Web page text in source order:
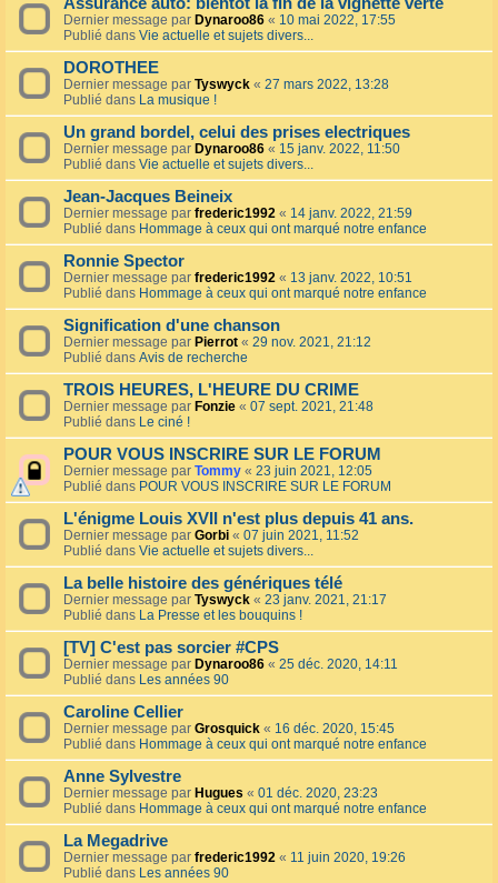
Assurance auto: bientôt la fin de la vignette verte
Dernier message par Dynaroo86 « 10 mai 2022, 17:55
Publié dans Vie actuelle et sujets divers...
DOROTHEE
Dernier message par Tyswyck « 27 mars 2022, 13:28
Publié dans La musique !
Un grand bordel, celui des prises electriques
Dernier message par Dynaroo86 « 15 janv. 2022, 11:50
Publié dans Vie actuelle et sujets divers...
Jean-Jacques Beineix
Dernier message par frederic1992 « 14 janv. 2022, 21:59
Publié dans Hommage à ceux qui ont marqué notre enfance
Ronnie Spector
Dernier message par frederic1992 « 13 janv. 2022, 10:51
Publié dans Hommage à ceux qui ont marqué notre enfance
Signification d'une chanson
Dernier message par Pierrot « 29 nov. 2021, 21:12
Publié dans Avis de recherche
TROIS HEURES, L'HEURE DU CRIME
Dernier message par Fonzie « 07 sept. 2021, 21:48
Publié dans Le ciné !
POUR VOUS INSCRIRE SUR LE FORUM
Dernier message par Tommy « 23 juin 2021, 12:05
Publié dans POUR VOUS INSCRIRE SUR LE FORUM
L'énigme Louis XVII n'est plus depuis 41 ans.
Dernier message par Gorbi « 07 juin 2021, 11:52
Publié dans Vie actuelle et sujets divers...
La belle histoire des génériques télé
Dernier message par Tyswyck « 23 janv. 2021, 21:17
Publié dans La Presse et les bouquins !
[TV] C'est pas sorcier #CPS
Dernier message par Dynaroo86 « 25 déc. 2020, 14:11
Publié dans Les années 90
Caroline Cellier
Dernier message par Grosquick « 16 déc. 2020, 15:45
Publié dans Hommage à ceux qui ont marqué notre enfance
Anne Sylvestre
Dernier message par Hugues « 01 déc. 2020, 23:23
Publié dans Hommage à ceux qui ont marqué notre enfance
La Megadrive
Dernier message par frederic1992 « 11 juin 2020, 19:26
Publié dans Les années 90